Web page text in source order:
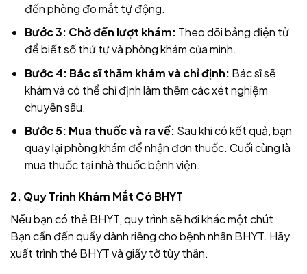
đến phòng đo mắt tự động.
Bước 3: Chờ đến lượt khám: Theo dõi bảng điện tử
để biết số thứ tự và phòng khám của mình.
Bước 4: Bác sĩ thăm khám và chỉ định: Bác sĩ sẽ
khám và có thể chỉ định làm thêm các xét nghiệm
chuyên sâu.
Bước 5: Mua thuốc và ra về: Sau khi có kết quả, bạn
quay lại phòng khám để nhận đơn thuốc. Cuối cùng là
mua thuốc tại nhà thuốc bệnh viện.
2. Quy Trình Khám Mắt Có BHYT
Nếu bạn có thẻ BHYT, quy trình sẽ hơi khác một chút.
Bạn cần đến quầy dành riêng cho bệnh nhân BHYT. Hãy
xuất trình thẻ BHYT và giấy tờ tùy thân.